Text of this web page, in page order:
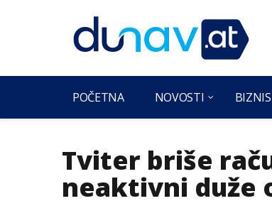
POČETNA NOVOSTI BIZNIS
Tviter briše
neaktivni duže